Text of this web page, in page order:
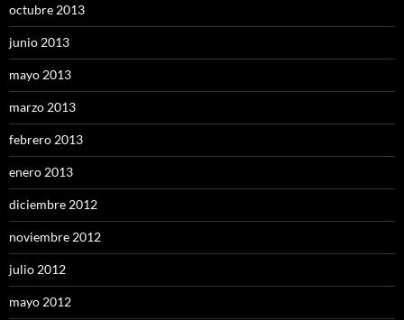
octubre 2013
junio 2013
mayo 2013
marzo 2013
febrero 2013
enero 2013
diciembre 2012
noviembre 2012
julio 2012
mayo 2012